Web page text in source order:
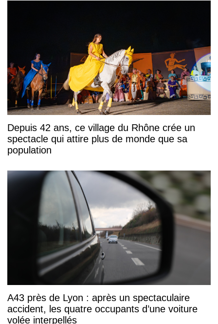
Depuis 42 ans, ce village du Rhône crée un
spectacle qui attire plus de monde que sa
population
A43 près de Lyon : après un spectaculaire
accident, les quatre occupants d’une voiture
volée interpellés